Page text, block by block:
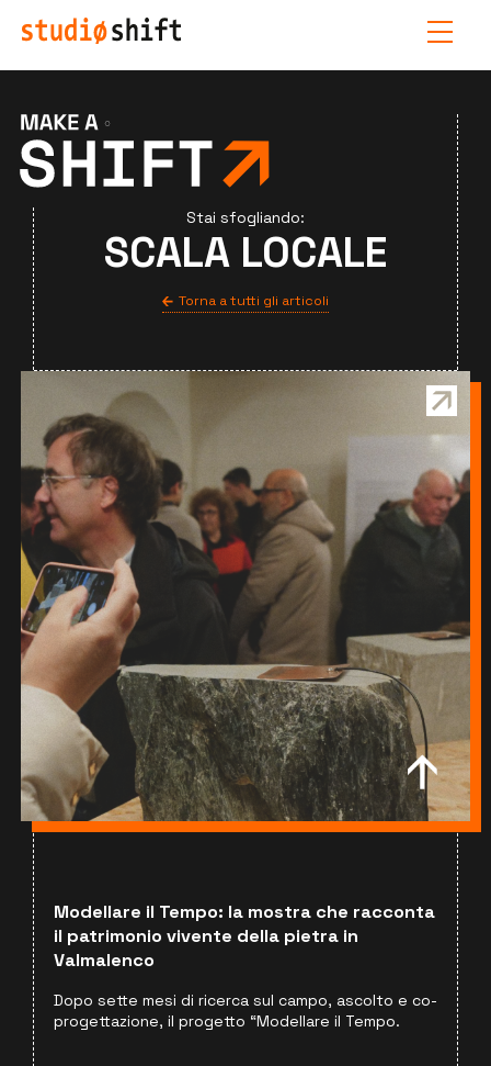
Stai sfogliando:
SCALA LOCALE
Torna a tutti gli articoli
Modellare il Tempo: la mostra che racconta
il patrimonio vivente della pietra in
Valmalenco
Dopo sette mesi di ricerca sul campo, ascolto e co-
progettazione, il progetto “Modellare il Tempo.